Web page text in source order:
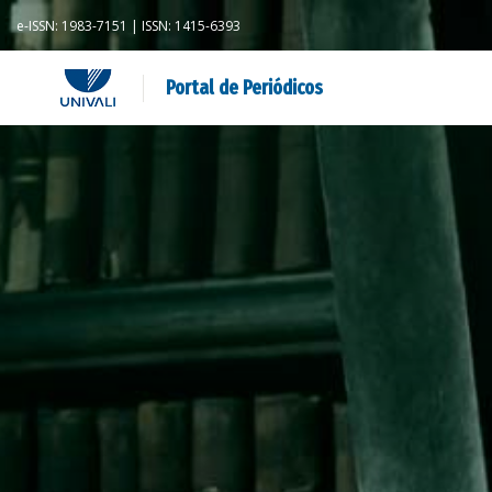
e-ISSN: 1983-7151 | ISSN: 1415-6393
Portal de Periódicos